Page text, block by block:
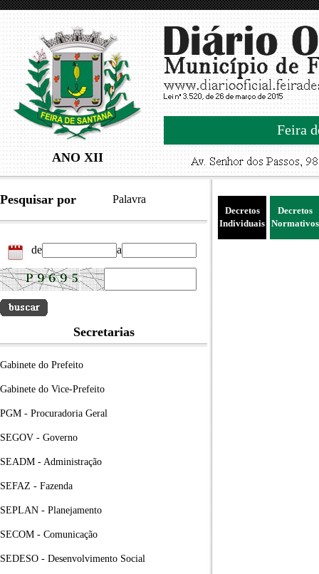
ANO XII
Feira
Pesquisar por Palavra
de a
Secretarias
Gabinete do Prefeito
Gabinete do Vice-Prefeito
PGM - Procuradoria Geral
SEGOV - Governo
SEADM - Administração
SEFAZ - Fazenda
SEPLAN - Planejamento
SECOM - Comunicação
SEDESO - Desenvolvimento Social
Decretos
Individuais
Decretos
Normativos